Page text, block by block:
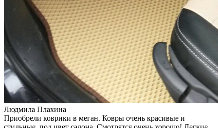
Людмила Плахина
Приобрели коврики в меган. Ковры очень красивые и